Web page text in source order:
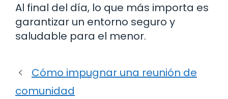
Al final del día, lo que más importa es
garantizar un entorno seguro y
saludable para el menor.
Cómo impugnar una reunión de
comunidad